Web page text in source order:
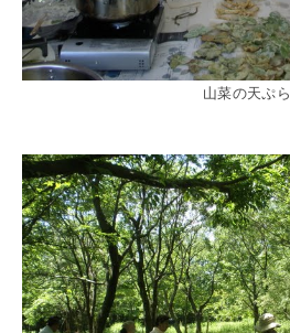
山菜の天ぷら